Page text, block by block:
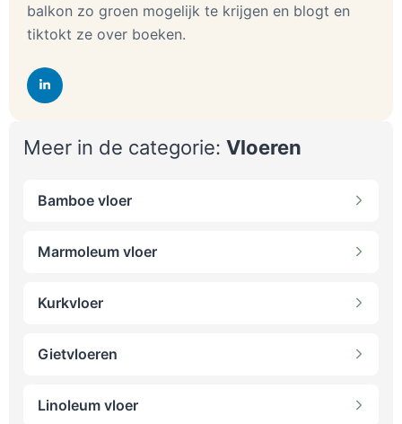
balkon zo groen mogelijk te krijgen en blogt en
tiktokt ze over boeken.
Meer in de categorie: Vloeren
Bamboe vloer
Marmoleum vloer
Kurkvloer
Gietvloeren
Linoleum vloer